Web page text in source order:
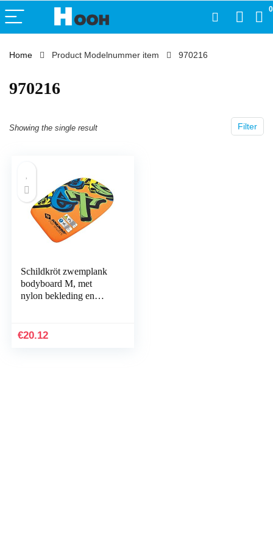
0
Home Product Modelnummer item ‎970216
‎970216
Filter
Showing the single result
Schildkröt zwemplank
bodyboard M, met
nylon bekleding en
60 kg, 970216
€20.12